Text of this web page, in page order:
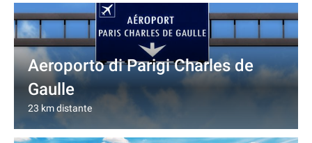
Aeroporto di Parigi Charles de
Gaulle
23 km distante